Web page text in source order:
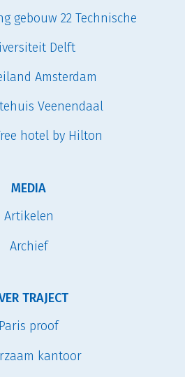
gebouw 22 Technische
Delft
Amsterdam
Veenendaal
hotel by Hilton
MEDIA
Artikelen
Archief
TRAJECT
Paris proof
kantoor